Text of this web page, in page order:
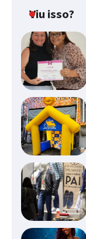
Viu isso?